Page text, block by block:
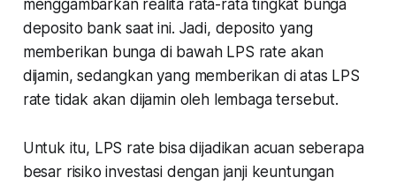
menggambarkan realita rata-rata tingkat bunga
deposito bank saat ini. Jadi, deposito yang
memberikan bunga di bawah LPS rate akan
dijamin, sedangkan yang memberikan di atas LPS
rate tidak akan dijamin oleh lembaga tersebut.
Untuk itu, LPS rate bisa dijadikan acuan seberapa
besar risiko investasi dengan janji keuntungan